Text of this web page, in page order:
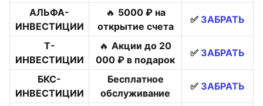
АЛЬФА-
ИНВЕСТИЦИИ
🔥 5000 ₽ на
открытие счета
✅ ЗАБРАТЬ
Т-
ИНВЕСТИЦИИ
🔥 Акции до 20
000 ₽ в подарок
✅ ЗАБРАТЬ
БКС-
ИНВЕСТИЦИИ
Бесплатное
обслуживание
✅ ЗАБРАТЬ